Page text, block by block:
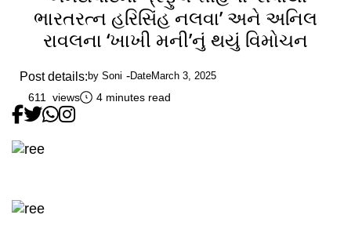
ભારતરત્ન હરિસિંહ નલવા’ અને અનિલ
રાવલના ‘ખાખી મની’નું થયું વિમોચન
Post details: by Soni DateMarch 3, 2025
611 views 4 minutes read